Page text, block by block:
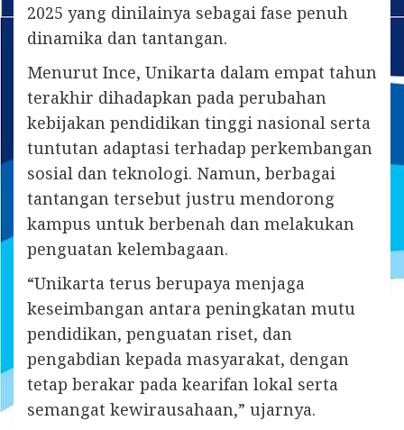
2025 yang dinilainya sebagai fase penuh
dinamika dan tantangan.
Menurut Ince, Unikarta dalam empat tahun
terakhir dihadapkan pada perubahan
kebijakan pendidikan tinggi nasional serta
tuntutan adaptasi terhadap perkembangan
sosial dan teknologi. Namun, berbagai
tantangan tersebut justru mendorong
kampus untuk berbenah dan melakukan
penguatan kelembagaan.
“Unikarta terus berupaya menjaga
keseimbangan antara peningkatan mutu
pendidikan, penguatan riset, dan
pengabdian kepada masyarakat, dengan
tetap berakar pada kearifan lokal serta
semangat kewirausahaan,” ujarnya.